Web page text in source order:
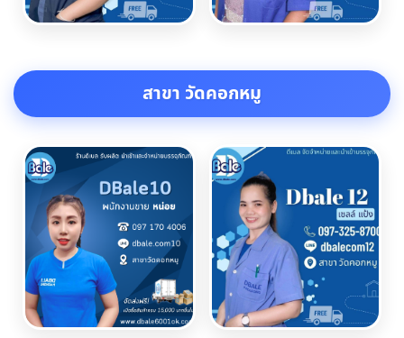
สาขา วัดคอกหมู